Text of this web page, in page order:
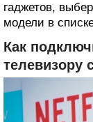
гаджетов,
модели в
Как
телевизору